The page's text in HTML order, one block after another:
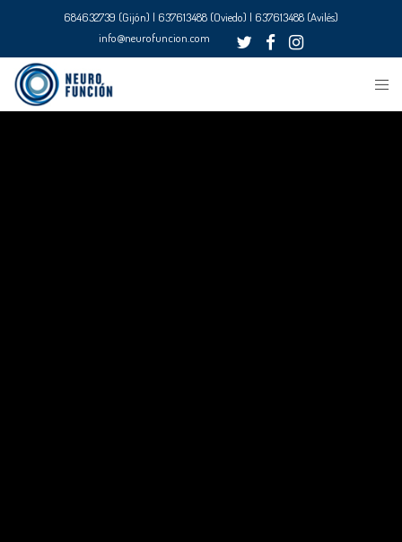
684632739 (Gijón) | 637613488 (Oviedo) | 637613488 (Avilés)
info@neurofuncion.com